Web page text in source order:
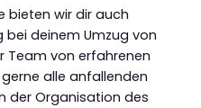
bieten wir dir auch
deinem Umzug von
Team von erfahrenen
alle anfallenden
der Organisation des